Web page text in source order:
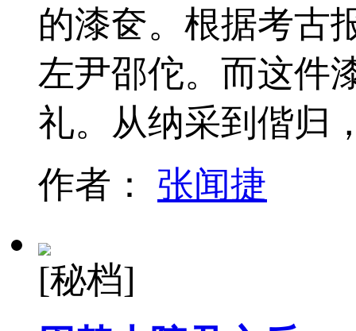
的漆奁。根据考古
左尹邵佗。而这件
礼。从纳采到偕
作者： 张闻捷
[秘档]